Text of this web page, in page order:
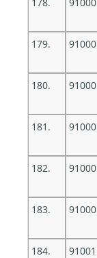
179.
91000
180. 91000
181.
91000
182.
91000
183.
91000
184. 91001